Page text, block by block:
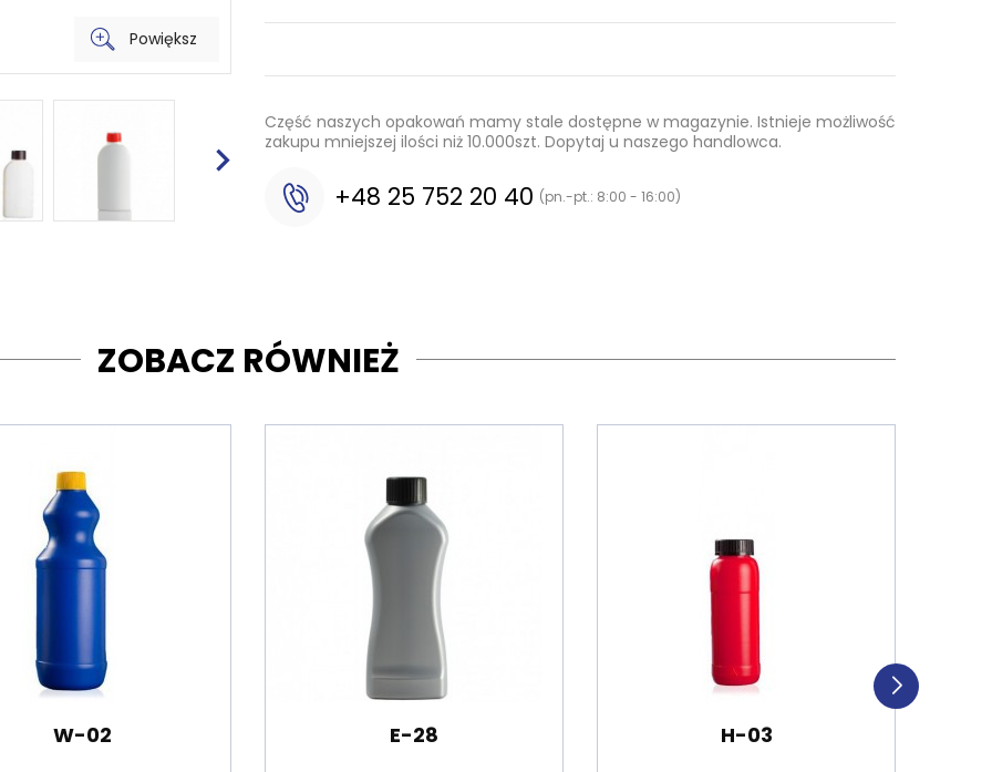
Powiększ

Część naszych opakowań mamy stale dostępne w magazynie. Istnieje możliwość
zakupu mniejszej ilości niż 10.000szt. Dopytaj u naszego handlowca.
+48 25 752 20 40 (pn.-pt.: 8:00 - 16:00)
ZOBACZ RÓWNIEŻ
W-02 E-28 H-03